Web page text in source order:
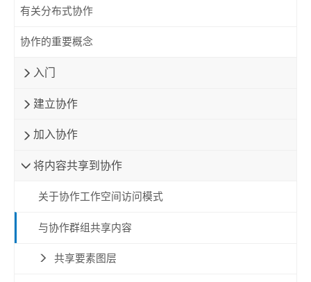
有关分布式协作
协作的重要概念
入门
建立协作
加入协作
将内容共享到协作
关于协作工作空间访问模式
与协作群组共享内容
共享要素图层